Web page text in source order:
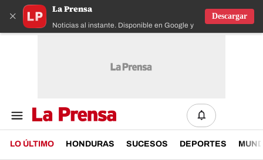
×
La Prensa
Noticias al instante. Disponible en Google y IOS
Descargar
LO ÚLTIMO HONDURAS SUCESOS DEPORTES